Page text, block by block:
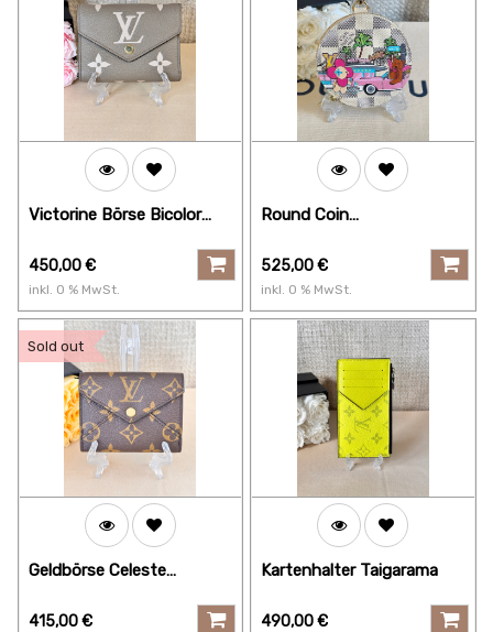
Victorine Börse Bicolor
450,00€
inkl. 0 % MwSt.
Round Coin
Vivienne Hollywood
525,00€
inkl. 0 % MwSt.
Sold out
Geldbörse Celeste
415,00€
Kartenhalter Taigarama
490,00€